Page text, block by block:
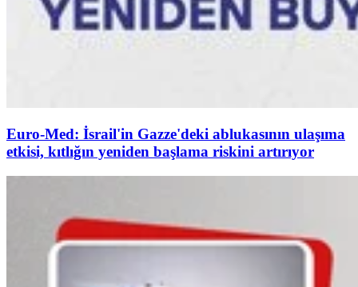
Euro-Med: İsrail'in Gazze'deki ablukasının ulaşıma
etkisi, kıtlığın yeniden başlama riskini artırıyor